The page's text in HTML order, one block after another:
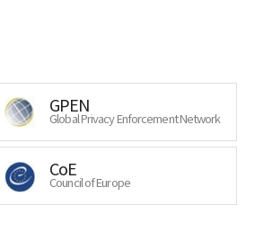
GPEN
Global Privacy Enforcement Network
CoE
Council of Europe